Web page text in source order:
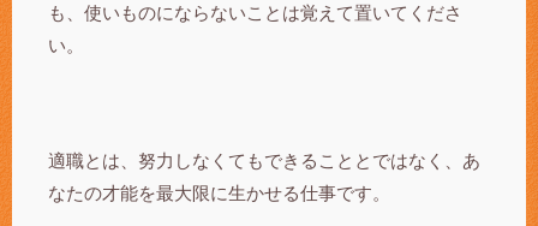
も、使いものにならないことは覚えて置いてくださ
い。
適職とは、努力しなくてもできることとではなく、あ
なたの才能を最大限に生かせる仕事です。